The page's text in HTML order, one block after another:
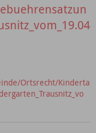
Ortsrecht/Kinderta